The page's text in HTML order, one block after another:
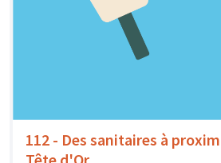
112 - Des sanitaires à